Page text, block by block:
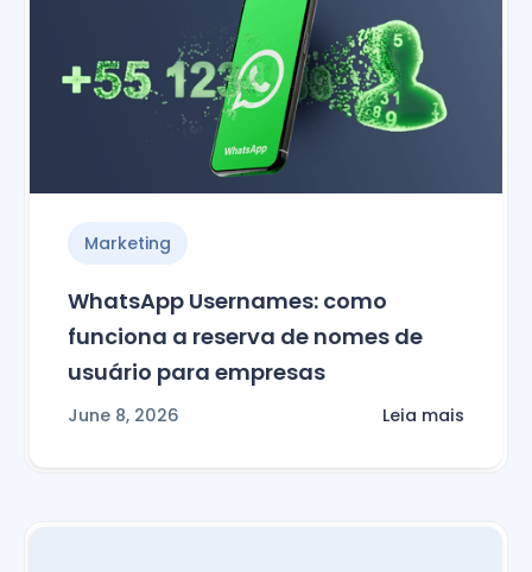
Marketing
WhatsApp Usernames: como
funciona a reserva de nomes de
usuário para empresas
June 8, 2026 Leia mais